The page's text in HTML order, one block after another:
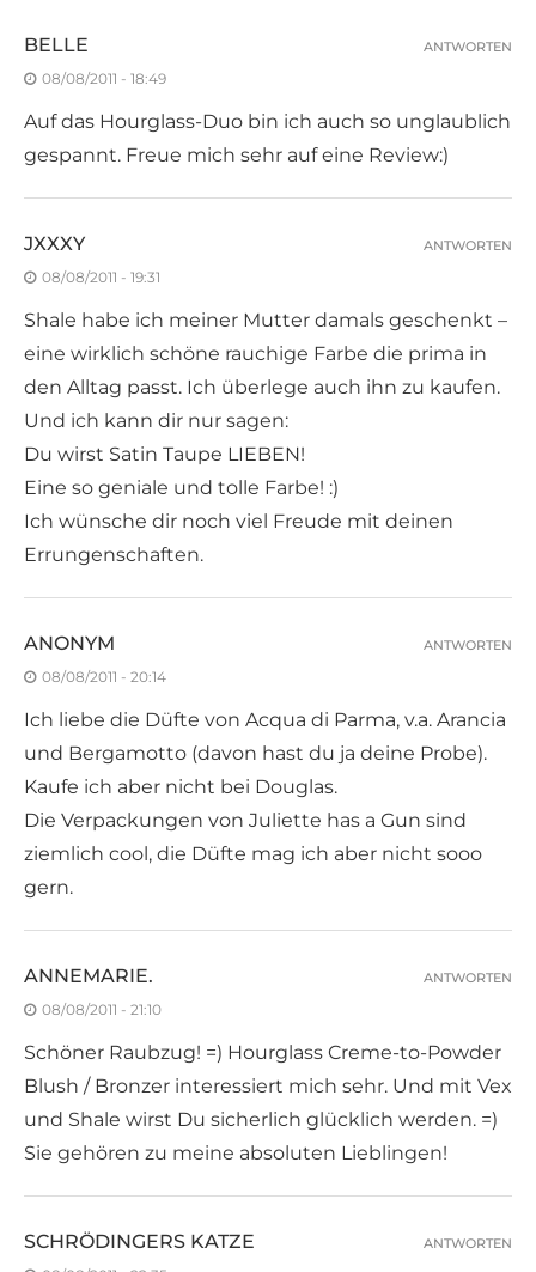
BELLE
08/08/2011 - 18:49
Auf das Hourglass-Duo bin ich auch so unglaublich
gespannt. Freue mich sehr auf eine Review:)
ANTWORTEN
JXXXY
08/08/2011 - 19:31
Shale habe ich meiner Mutter damals geschenkt –
eine wirklich schöne rauchige Farbe die prima in
den Alltag passt. Ich überlege auch ihn zu kaufen.
Und ich kann dir nur sagen:
Du wirst Satin Taupe LIEBEN!
Eine so geniale und tolle Farbe! :)
Ich wünsche dir noch viel Freude mit deinen
Errungenschaften.
ANTWORTEN
ANONYM
08/08/2011 - 20:14
Ich liebe die Düfte von Acqua di Parma, v.a. Arancia
und Bergamotto (davon hast du ja deine Probe).
Kaufe ich aber nicht bei Douglas.
Die Verpackungen von Juliette has a Gun sind
ziemlich cool, die Düfte mag ich aber nicht sooo
gern.
ANTWORTEN
ANNEMARIE.
08/08/2011 - 21:10
Schöner Raubzug! =) Hourglass Creme-to-Powder
Blush / Bronzer interessiert mich sehr. Und mit Vex
und Shale wirst Du sicherlich glücklich werden. =)
Sie gehören zu meine absoluten Lieblingen!
ANTWORTEN
SCHRÖDINGERS KATZE ANTWORTEN